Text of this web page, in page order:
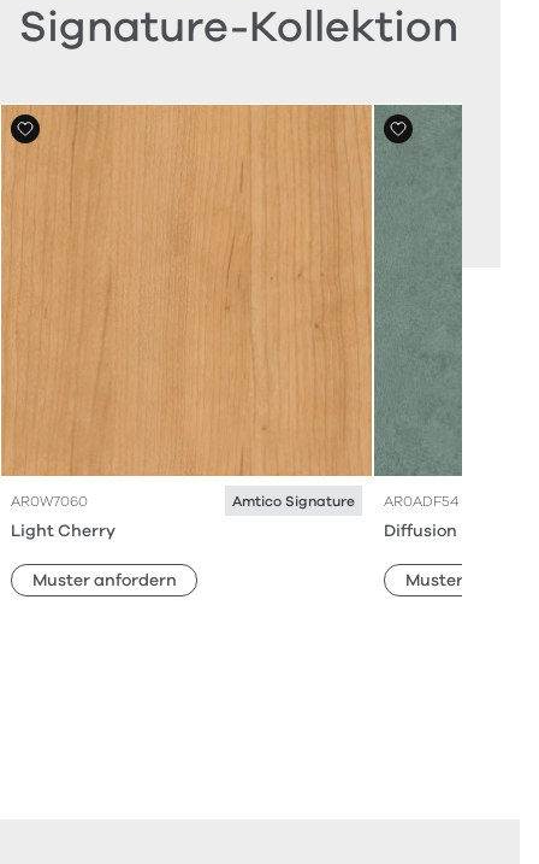
Signature-Kollektion
AR0W7060 Amtico Signature
Light Cherry
Muster anfordern
AR0ADF54
Diffusion Eve
Muster